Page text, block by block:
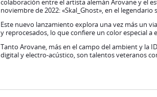
colaboración entre el artista alemán Arovane y el
noviembre de 2022: «Skal_Ghost», en el legendario
Este nuevo lanzamiento explora una vez más un
y reprocesados, lo que confiere un color especial a
Tanto Arovane, más en el campo del ambient y la
digital y electro-acústico, son talentos veteranos